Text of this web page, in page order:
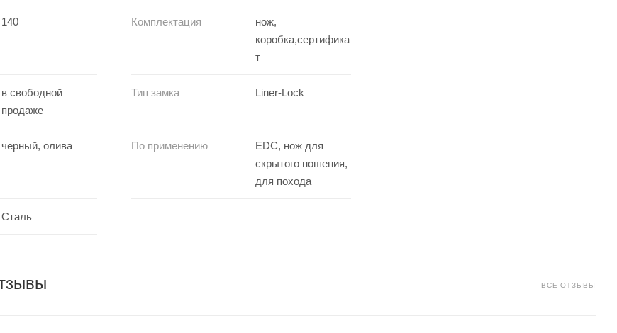
140 Комплектация
нож,
коробка,сертифика
т
в свободной
продаже
Тип замка Liner-Lock
черный, олива По применению
EDC, нож для
скрытого ношения,
для похода
Сталь
ВСЕ ОТЗЫВЫ